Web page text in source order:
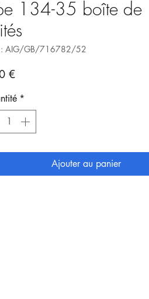
134-35 boîte de
: AIG/GB/716782/52
€Prix
*
Ajouter au panier